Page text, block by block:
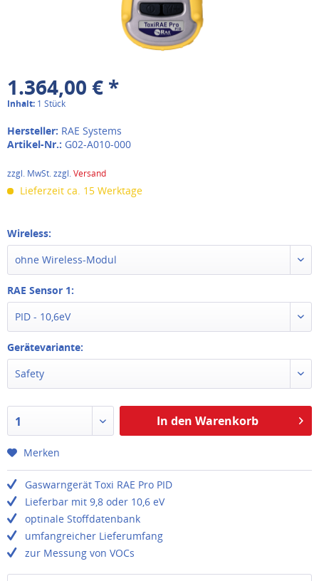
1.364,00 € *
Inhalt: 1 Stück
Hersteller: RAE Systems
Artikel-Nr.: G02-A010-000
zzgl. MwSt. zzgl.Versand
Lieferzeit ca. 15 Werktage
Wireless:
ohne Wireless-Modul
RAE Sensor 1:
PID - 10,6eV
Gerätevariante:
Safety
1 In den Warenkorb
Merken
Gaswarngerät Toxi RAE Pro PID
Lieferbar mit 9,8 oder 10,6 eV
optinale Stoffdatenbank
umfangreicher Lieferumfang
zur Messung von VOCs